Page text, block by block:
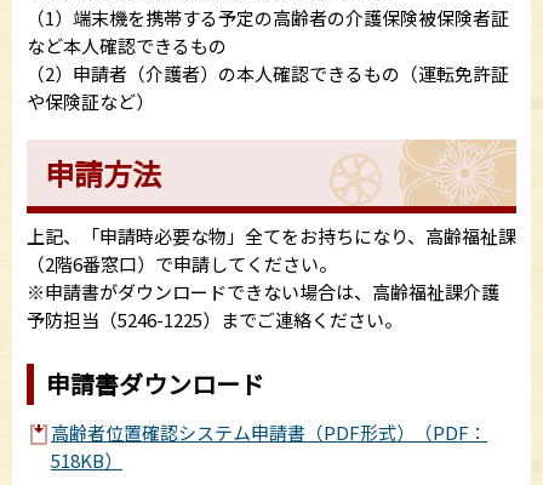
（1）端末機を携帯する予定の高齢者の介護保険被保険者証
など本人確認できるもの
（2）申請者（介護者）の本人確認できるもの（運転免許証
や保険証など）
申請方法
上記、「申請時必要な物」全てをお持ちになり、高齢福祉課
（2階6番窓口）で申請してください。
※申請書がダウンロードできない場合は、高齢福祉課介護
予防担当（5246-1225）までご連絡ください。
申請書ダウンロード
高齢者位置確認システム申請書（PDF形式）（PDF：
518KB）